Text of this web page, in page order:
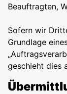
Beauftragten,
Sofern wir
Grundlage
geschieht dies